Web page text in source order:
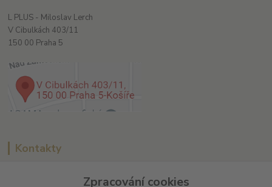
L PLUS - Miloslav Lerch
V Cibulkách 403/11
150 00 Praha 5
Kontakty
Zpracování cookies